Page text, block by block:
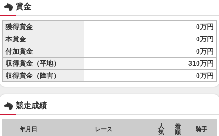
賞金
獲得賞金
0万円
本賞金
0万円
付加賞金
0万円
収得賞金（平地）
310万円
収得賞金（障害）
0万円
競走成績
年月日 レース
人
気
着
順
騎手